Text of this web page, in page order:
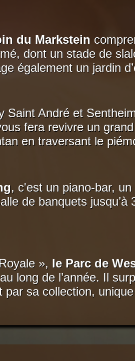
du Markstein
dont un stade de
également un jardin
Saint André et
fera revivre un
en traversant le
, c'est un piano-bar,
de banquets
», le Parc de
long de l’année. Il
sa collection,